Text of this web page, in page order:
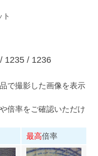
ト
/ 1235 / 1236
で撮影した画像を表示
倍率をご確認いただけ
最高倍率